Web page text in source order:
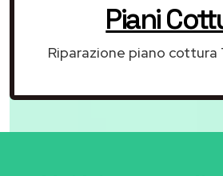
Piani
Riparazione piano cottura